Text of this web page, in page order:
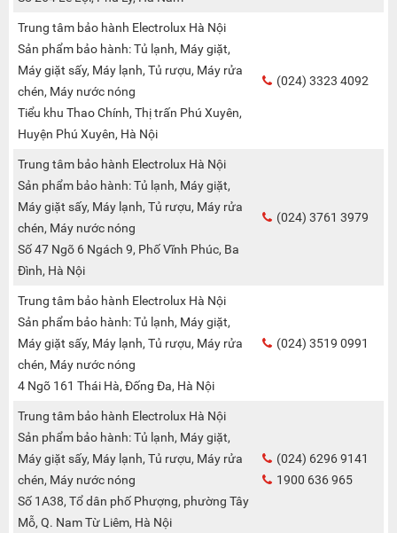
Trung tâm bảo hành Electrolux Hà Nội
Sản phẩm bảo hành: Tủ lạnh, Máy giặt,
Máy giặt sấy, Máy lạnh, Tủ rượu, Máy rửa
chén, Máy nước nóng
Tiểu khu Thao Chính, Thị trấn Phú Xuyên,
Huyện Phú Xuyên, Hà Nội
(024) 3323 4092
Trung tâm bảo hành Electrolux Hà Nội
Sản phẩm bảo hành: Tủ lạnh, Máy giặt,
Máy giặt sấy, Máy lạnh, Tủ rượu, Máy rửa
chén, Máy nước nóng
Số 47 Ngõ 6 Ngách 9, Phố Vĩnh Phúc, Ba
Đình, Hà Nội
(024) 3761 3979
Trung tâm bảo hành Electrolux Hà Nội
Sản phẩm bảo hành: Tủ lạnh, Máy giặt,
Máy giặt sấy, Máy lạnh, Tủ rượu, Máy rửa
chén, Máy nước nóng
4 Ngõ 161 Thái Hà, Đống Đa, Hà Nội
(024) 3519 0991
Trung tâm bảo hành Electrolux Hà Nội
Sản phẩm bảo hành: Tủ lạnh, Máy giặt,
Máy giặt sấy, Máy lạnh, Tủ rượu, Máy rửa
chén, Máy nước nóng
Số 1A38, Tổ dân phố Phượng, phường Tây
Mỗ, Q. Nam Từ Liêm, Hà Nội
(024) 6296 9141
1900 636 965